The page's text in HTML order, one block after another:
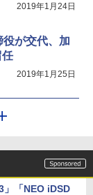
2019年1月24日
が交代、加
任
2019年1月25日
「NEO iDSD